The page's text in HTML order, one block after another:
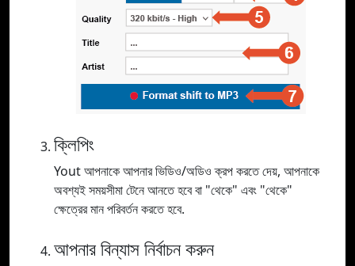
ক্লিপিং
Yout আপনাকে আপনার ভিডিও/অডিও ক্রপ করতে দেয়, আপনাকে
অবশ্যই সময়সীমা টেনে আনতে হবে বা "থেকে" এবং "থেকে"
ক্ষেত্রের মান পরিবর্তন করতে হবে.
আপনার বিন্যাস নির্বাচন করুন